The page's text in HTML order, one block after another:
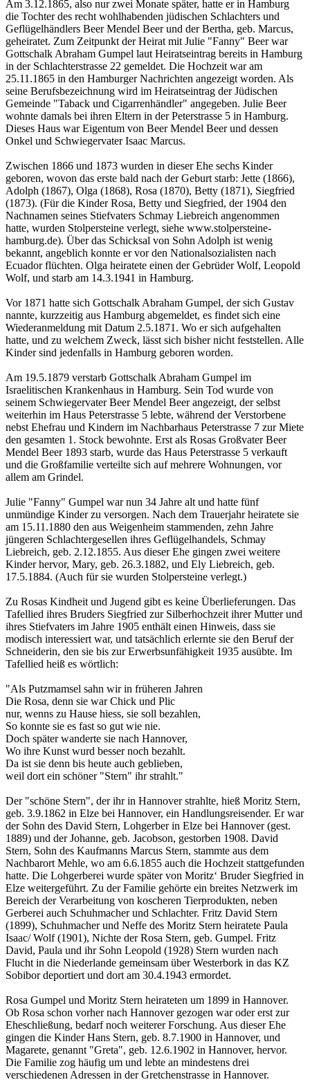
Am 3.12.1865, also nur zwei Monate später, hatte er in Hamburg
die Tochter des recht wohlhabenden jüdischen Schlachters und
Geflügelhändlers Beer Mendel Beer und der Bertha, geb. Marcus,
geheiratet. Zum Zeitpunkt der Heirat mit Julie "Fanny" Beer war
Gottschalk Abraham Gumpel laut Heiratseintrag bereits in Hamburg
in der Schlachterstrasse 22 gemeldet. Die Hochzeit war am
25.11.1865 in den Hamburger Nachrichten angezeigt worden. Als
seine Berufsbezeichnung wird im Heiratseintrag der Jüdischen
Gemeinde "Taback und Cigarrenhändler" angegeben. Julie Beer
wohnte damals bei ihren Eltern in der Peterstrasse 5 in Hamburg.
Dieses Haus war Eigentum von Beer Mendel Beer und dessen
Onkel und Schwiegervater Isaac Marcus.
Zwischen 1866 und 1873 wurden in dieser Ehe sechs Kinder
geboren, wovon das erste bald nach der Geburt starb: Jette (1866),
Adolph (1867), Olga (1868), Rosa (1870), Betty (1871), Siegfried
(1873). (Für die Kinder Rosa, Betty und Siegfried, der 1904 den
Nachnamen seines Stiefvaters Schmay Liebreich angenommen
hatte, wurden Stolpersteine verlegt, siehe www.stolpersteine-
hamburg.de). Über das Schicksal von Sohn Adolph ist wenig
bekannt, angeblich konnte er vor den Nationalsozialisten nach
Ecuador flüchten. Olga heiratete einen der Gebrüder Wolf, Leopold
Wolf, und starb am 14.3.1941 in Hamburg.
Vor 1871 hatte sich Gottschalk Abraham Gumpel, der sich Gustav
nannte, kurzzeitig aus Hamburg abgemeldet, es findet sich eine
Wiederanmeldung mit Datum 2.5.1871. Wo er sich aufgehalten
hatte, und zu welchem Zweck, lässt sich bisher nicht feststellen. Alle
Kinder sind jedenfalls in Hamburg geboren worden.
Am 19.5.1879 verstarb Gottschalk Abraham Gumpel im
Israelitischen Krankenhaus in Hamburg. Sein Tod wurde von
seinem Schwiegervater Beer Mendel Beer angezeigt, der selbst
weiterhin im Haus Peterstrasse 5 lebte, während der Verstorbene
nebst Ehefrau und Kindern im Nachbarhaus Peterstrasse 7 zur Miete
den gesamten 1. Stock bewohnte. Erst als Rosas Großvater Beer
Mendel Beer 1893 starb, wurde das Haus Peterstrasse 5 verkauft
und die Großfamilie verteilte sich auf mehrere Wohnungen, vor
allem am Grindel.
Julie "Fanny" Gumpel war nun 34 Jahre alt und hatte fünf
unmündige Kinder zu versorgen. Nach dem Trauerjahr heiratete sie
am 15.11.1880 den aus Weigenheim stammenden, zehn Jahre
jüngeren Schlachtergesellen ihres Geflügelhandels, Schmay
Liebreich, geb. 2.12.1855. Aus dieser Ehe gingen zwei weitere
Kinder hervor, Mary, geb. 26.3.1882, und Ely Liebreich, geb.
17.5.1884. (Auch für sie wurden Stolpersteine verlegt.)
Zu Rosas Kindheit und Jugend gibt es keine Überlieferungen. Das
Tafellied ihres Bruders Siegfried zur Silberhochzeit ihrer Mutter und
ihres Stiefvaters im Jahre 1905 enthält einen Hinweis, dass sie
modisch interessiert war, und tatsächlich erlernte sie den Beruf der
Schneiderin, den sie bis zur Erwerbsunfähigkeit 1935 ausübte. Im
Tafellied heiß es wörtlich:
"Als Putzmamsel sahn wir in früheren Jahren
Die Rosa, denn sie war Chick und Plic
nur, wenns zu Hause hiess, sie soll bezahlen,
So konnte sie es fast so gut wie nie.
Doch später wanderte sie nach Hannover,
Wo ihre Kunst wurd besser noch bezahlt.
Da ist sie denn bis heute auch geblieben,
weil dort ein schöner "Stern" ihr strahlt."
Der "schöne Stern", der ihr in Hannover strahlte, hieß Moritz Stern,
geb. 3.9.1862 in Elze bei Hannover, ein Handlungsreisender. Er war
der Sohn des David Stern, Lohgerber in Elze bei Hannover (gest.
1889) und der Johanne, geb. Jacobson, gestorben 1908. David
Stern, Sohn des Kaufmanns Marcus Stern, stammte aus dem
Nachbarort Mehle, wo am 6.6.1855 auch die Hochzeit stattgefunden
hatte. Die Lohgerberei wurde später von Moritz‘ Bruder Siegfried in
Elze weitergeführt. Zu der Familie gehörte ein breites Netzwerk im
Bereich der Verarbeitung von koscheren Tierprodukten, neben
Gerberei auch Schuhmacher und Schlachter. Fritz David Stern
(1899), Schuhmacher und Neffe des Moritz Stern heiratete Paula
Isaac/ Wolf (1901), Nichte der Rosa Stern, geb. Gumpel. Fritz
David, Paula und ihr Sohn Leopold (1928) Stern wurden nach
Flucht in die Niederlande gemeinsam über Westerbork in das KZ
Sobibor deportiert und dort am 30.4.1943 ermordet.
Rosa Gumpel und Moritz Stern heirateten um 1899 in Hannover.
Ob Rosa schon vorher nach Hannover gezogen war oder erst zur
Eheschließung, bedarf noch weiterer Forschung. Aus dieser Ehe
gingen die Kinder Hans Stern, geb. 8.7.1900 in Hannover, und
Magarete, genannt "Greta", geb. 12.6.1902 in Hannover, hervor.
Die Familie zog häufig um und lebte an mindestens drei
verschiedenen Adressen in der Gretchenstrasse in Hannover.